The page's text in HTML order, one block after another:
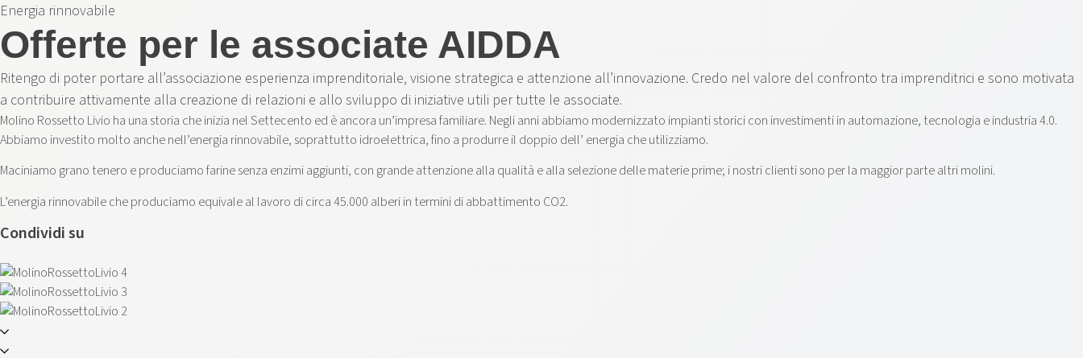
Energia rinnovabile
Offerte per le associate AIDDA
Ritengo di poter portare all’associazione esperienza imprenditoriale, visione strategica e attenzione all’innovazione. Credo nel valore del confronto tra imprenditrici e sono motivata
a contribuire attivamente alla creazione di relazioni e allo sviluppo di iniziative utili per tutte le associate.
Molino Rossetto Livio ha una storia che inizia nel Settecento ed è ancora un’impresa familiare. Negli anni abbiamo modernizzato impianti storici con investimenti in automazione, tecnologia e industria 4.0.
Abbiamo investito molto anche nell’energia rinnovabile, soprattutto idroelettrica, fino a produrre il doppio dell’ energia che utilizziamo.
Maciniamo grano tenero e produciamo farine senza enzimi aggiunti, con grande attenzione alla qualità e alla selezione delle materie prime; i nostri clienti sono per la maggior parte altri molini.
L’energia rinnovabile che produciamo equivale al lavoro di circa 45.000 alberi in termini di abbattimento CO2.
Condividi su